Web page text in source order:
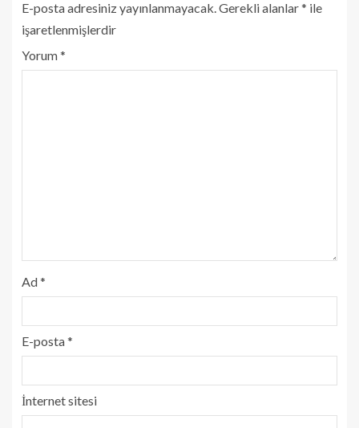
E-posta adresiniz yayınlanmayacak.Gerekli alanlar* ile
işaretlenmişlerdir
Yorum*
Ad*
E-posta*
İnternet sitesi